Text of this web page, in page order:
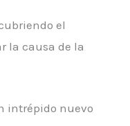
el
la causa de la
intrépido nuevo